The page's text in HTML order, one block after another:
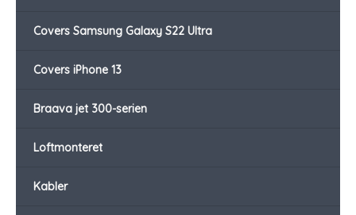
Covers Samsung Galaxy S22 Ultra
Covers iPhone 13
Braava jet 300-serien
Loftmonteret
Kabler